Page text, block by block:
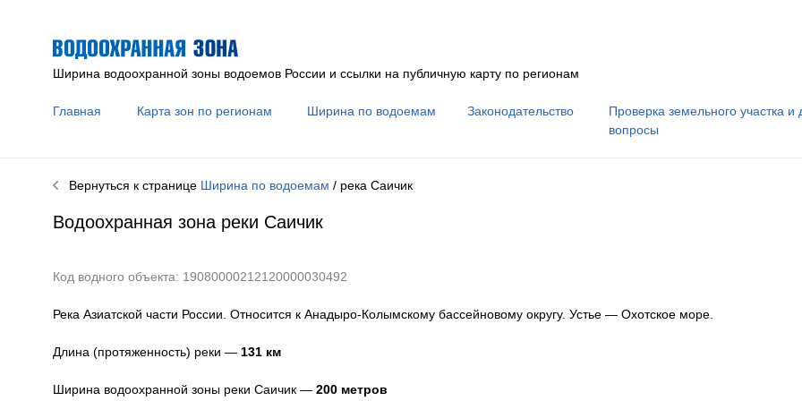
Ширина водоохранной зоны водоемов России и ссылки на публичную карту по регионам
Главная Карта зон по регионам Ширина по водоемам Законодательство
Проверка земельного участка и
вопросы
Вернуться к странице Ширина по водоемам / рекаСаичик
Водоохранная зона реки Саичик
Код водного объекта: 19080000212120000030492
Река Азиатской части России. Относится к Анадыро-Колымскому бассейновому округу. Устье — Охотское море.
Длина (протяженность) реки — 131км
Ширина водоохранной зоны реки Саичик— 200 метров